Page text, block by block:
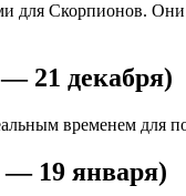
для Скорпионов.
21 декабря)
временем
— 19 января)